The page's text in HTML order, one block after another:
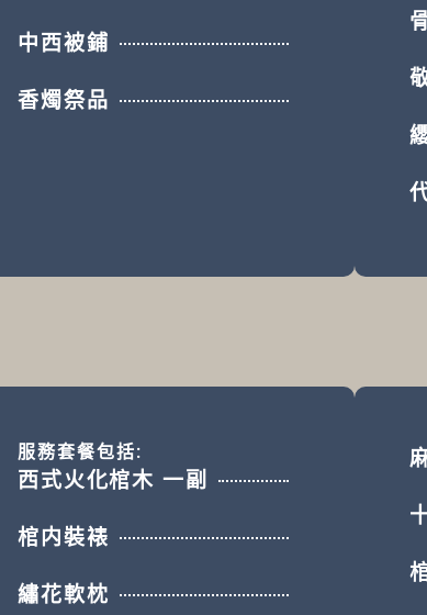
中西被鋪
香燭祭品
服務套餐包括:
西式火化棺木 一副
棺内裝裱
繡花軟枕